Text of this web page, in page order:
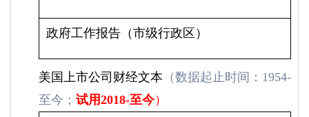
政府工作报告（市级行政区）
美国上市公司财经文本 （数据起止时间：1954-
至今； 试用2018-至今）